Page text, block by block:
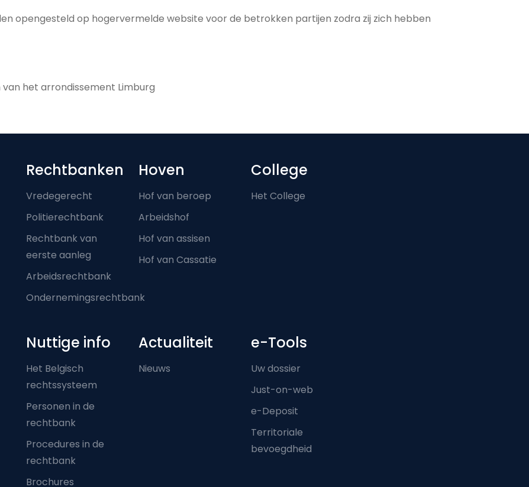
opengesteld op hogervermelde website voor de betrokken partijen zodra zij zich hebben
het arrondissement Limburg
Footer-menu
Rechtbanken
Vredegerecht
Politierechtbank
Rechtbank van
eerste aanleg
Arbeidsrechtbank
Ondernemingsrechtbank
Hoven
Hof van beroep
Arbeidshof
Hof van assisen
Hof van Cassatie
College
Het College
Nuttige info
Het Belgisch
rechtssysteem
Personen in de
rechtbank
Procedures in de
rechtbank
Brochures
Actualiteit
Nieuws
e-Tools
Uw dossier
Just-on-web
e-Deposit
Territoriale
bevoegdheid